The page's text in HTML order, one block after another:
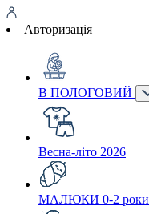
Авторизація
В ПОЛОГОВИЙ
Весна-літо 2026
МАЛЮКИ 0-2 роки